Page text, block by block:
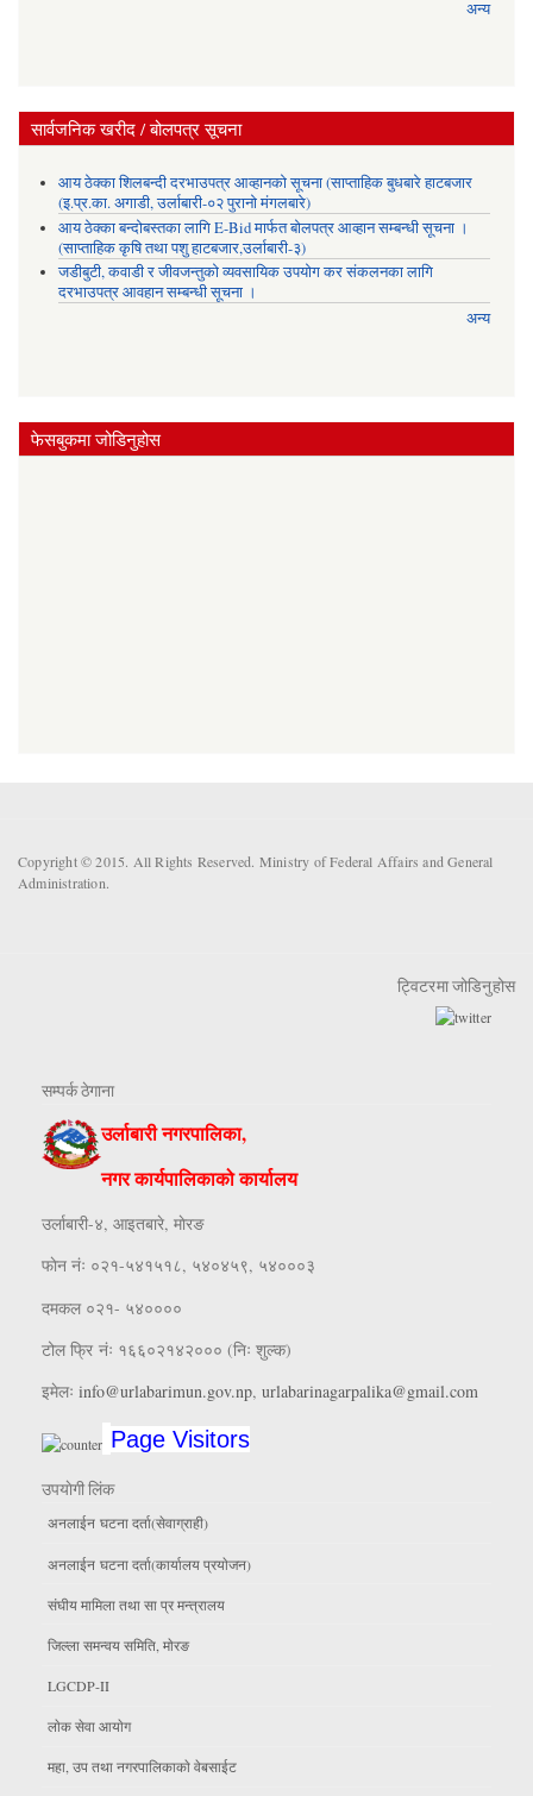
अन्य
सार्वजनिक खरीद / बोलपत्र सूचना
आय ठेक्का शिलबन्दी दरभाउपत्र आव्हानको सूचना (साप्ताहिक बुधबारे हाटबजार
(इ.प्र.का. अगाडी, उर्लाबारी-०२ पुरानो मंगलबारे)
आय ठेक्का बन्दोबस्तका लागि E-Bid मार्फत बोलपत्र आव्हान सम्बन्धी सूचना ।
(साप्ताहिक कृषि तथा पशु हाटबजार,उर्लाबारी-३)
जडीबुटी, कवाडी र जीवजन्तुको व्यवसायिक उपयोग कर संकलनका लागि
दरभाउपत्र आवहान सम्बन्धी सूचना ।
अन्य
फेसबुकमा जोडिनुहोस
Copyright © 2015. All Rights Reserved. Ministry of Federal Affairs and General
Administration.
ट्विटरमा जोडिनुहोस
सम्पर्क ठेगाना
उर्लाबारी नगरपालिका,
नगर कार्यपालिकाको कार्यालय
उर्लाबारी-४, आइतबारे, माेरङ
फाेन नंः ०२१-५४१५१८, ५४०४५९, ५४०००३
दमकल ०२१- ५४००००
टोल फ्रि नंः १६६०२१४२००० (निः शुल्क)
इमेलः info@urlabarimun.gov.np, urlabarinagarpalika@gmail.com
Page Visitors
उपयाेगी लिंक
अनलाईन घटना दर्ता(सेवाग्राही)
अनलाईन घटना दर्ता(कार्यालय प्रयाेजन)
संघीय मामिला तथा सा प्र मन्त्रालय
जिल्ला समन्वय समिति, माेरङ
LGCDP-II
लाेक सेवा आयाेग
महा, उप तथा नगरपालिकाकाे वेबसाईट